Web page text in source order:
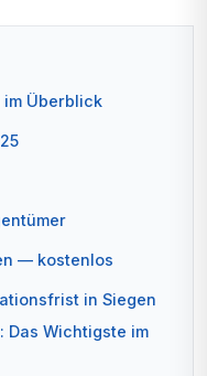
Überblick
— kostenlos
in Siegen
Das Wichtigste im